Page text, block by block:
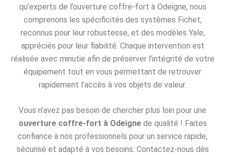
qu’experts de l’ouverture coffre-fort à Odeigne, nous
comprenons les spécificités des systèmes Fichet,
reconnus pour leur robustesse, et des modèles Yale,
appréciés pour leur fiabilité. Chaque intervention est
réalisée avec minutie afin de préserver l’intégrité de votre
équipement tout en vous permettant de retrouver
rapidement l’accès à vos objets de valeur.
Vous n’avez pas besoin de chercher plus loin pour une
ouverture coffre-fort à Odeignede qualité ! Faites
confiance à nos professionnels pour un service rapide,
sécurisé et adapté à vos besoins. Contactez-nous dès